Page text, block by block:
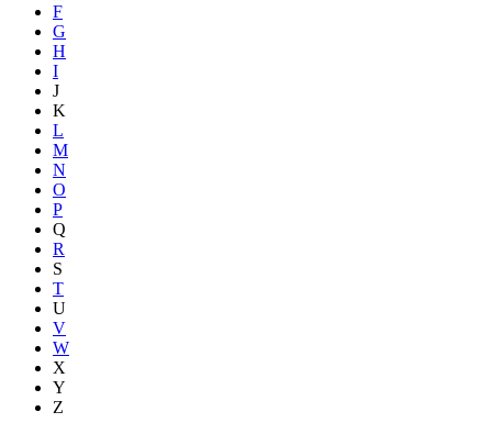
F
G
H
I
J
K
L
M
N
O
P
Q
R
S
T
U
V
W
X
Y
Z